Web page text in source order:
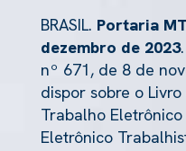
BRASIL. Portaria
dezembro de 2023
nº 671, de 8 de
dispor sobre o
Trabalho
Eletrônico